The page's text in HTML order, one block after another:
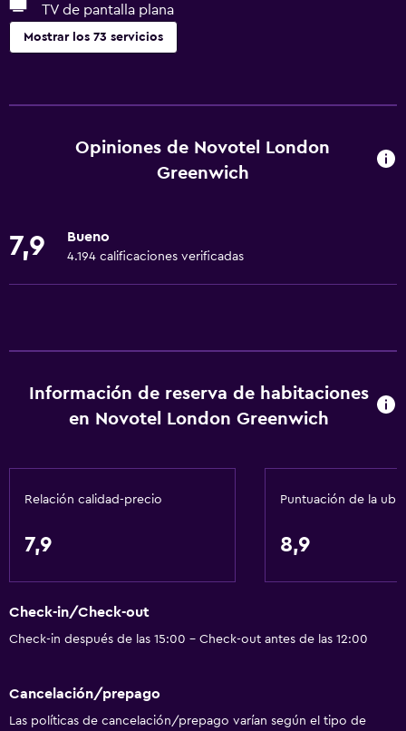
TV de pantalla plana
Mostrar los 73 servicios
Tetera eléctrica
Menús para dietas especiales (bajo petición)
Bar/lounge
Desayuno en la habitación
Servicios y facilidades
Servicio de despertador
Caja fuerte
Servicio de habitaciones
Opiniones de Novotel London
Greenwich
7,9 Bueno
4.194 calificaciones verificadas
Información de reserva de habitaciones
en Novotel London Greenwich
Relación calidad-precio
7,9
Puntuación de la
8,9
Check-in/Check-out
Check-in después de las 15:00 - Check-out antes de las 12:00
Cancelación/prepago
Las políticas de cancelación/prepago varían según el tipo de